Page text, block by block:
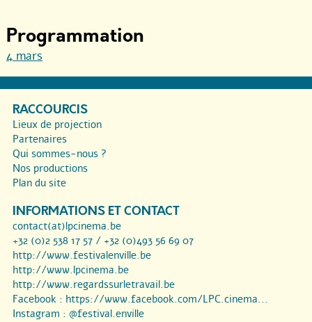
Programmation
4 mars
RACCOURCIS
Lieux de projection
Partenaires
Qui sommes-nous ?
Nos productions
Plan du site
INFORMATIONS ET CONTACT
contact(at)lpcinema.be
+32 (0)2 538 17 57 / +32 (0)493 56 69 07
http://www.festivalenville.be
http://www.lpcinema.be
http://www.regardssurletravail.be
Facebook : https://www.facebook.com/LPC.cinema...
Instagram : @festival.enville